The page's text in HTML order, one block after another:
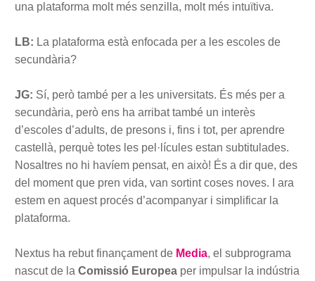
una plataforma molt més senzilla, molt més intuïtiva.
LB: La plataforma està enfocada per a les escoles de
secundària?
JG: Sí, però també per a les universitats. És més per a
secundària, però ens ha arribat també un interès
d’escoles d’adults, de presons i, fins i tot, per aprendre
castellà, perquè totes les pel·lícules estan subtitulades.
Nosaltres no hi havíem pensat, en això! És a dir que, des
del moment que pren vida, van sortint coses noves. I ara
estem en aquest procés d’acompanyar i simplificar la
plataforma.
Nextus ha rebut finançament de Media, el subprograma
nascut de la Comissió Europea per impulsar la indústria